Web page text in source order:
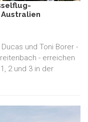
und Toni Borer -
- erreichen
2 und 3 in der